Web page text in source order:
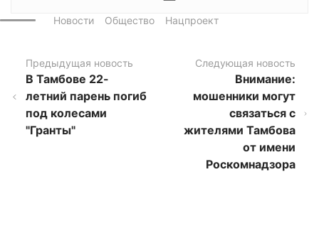
Новости Общество Нацпроект
Предыдущая новость
В Тамбове 22-
летний парень погиб
под колесами
"Гранты"
Следующая новость
Внимание:
мошенники могут
связаться с
жителями Тамбова
от имени
Роскомнадзора